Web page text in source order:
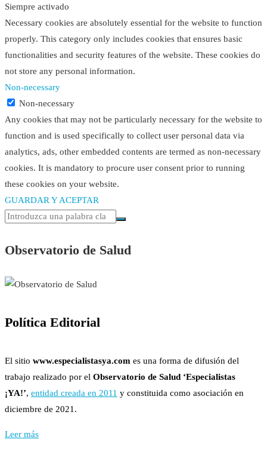
Siempre activado
Necessary cookies are absolutely essential for the website to function
properly. This category only includes cookies that ensures basic
functionalities and security features of the website. These cookies do
not store any personal information.
Non-necessary
Non-necessary
Any cookies that may not be particularly necessary for the website to
function and is used specifically to collect user personal data via
analytics, ads, other embedded contents are termed as non-necessary
cookies. It is mandatory to procure user consent prior to running
these cookies on your website.
GUARDAR Y ACEPTAR
Observatorio de Salud
Política Editorial
El sitio www.especialistasya.com es una forma de difusión del
trabajo realizado por el Observatorio de Salud ‘Especialistas
¡YA!’, entidad creada en 2011 y constituida como asociación en
diciembre de 2021.
Leer más